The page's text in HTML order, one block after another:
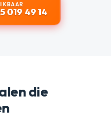
019 49 14
die